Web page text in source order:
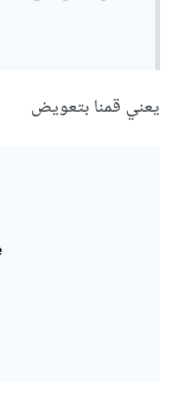
قمت باستعماله
باستعمال قوسين {}
تحوي على نتيجة
يعني قمنا بتعويض